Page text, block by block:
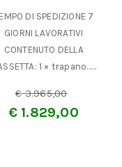
DI SPEDIZIONE 7
GIORNI LAVORATIVI
CONTENUTO DELLA
1 × trapano……
€3.965,00
€1.829,00